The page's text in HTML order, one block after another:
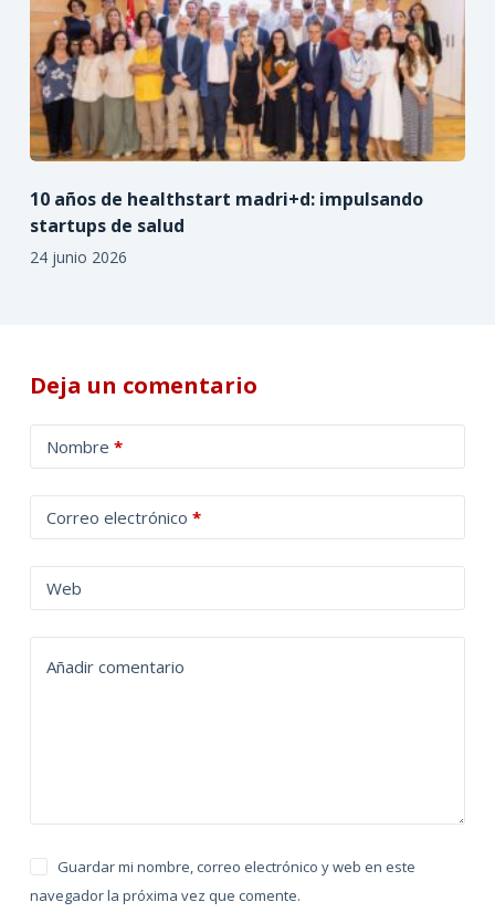
10 años de healthstart madri+d: impulsando
startups de salud
24 junio 2026
Deja un comentario
Nombre *
Correo electrónico *
Web
Añadir comentario
Guardar mi nombre, correo electrónico y web en este
navegador la próxima vez que comente.
l
t
a
t